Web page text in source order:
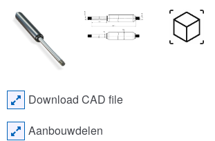
Download CAD file
Aanbouwdelen